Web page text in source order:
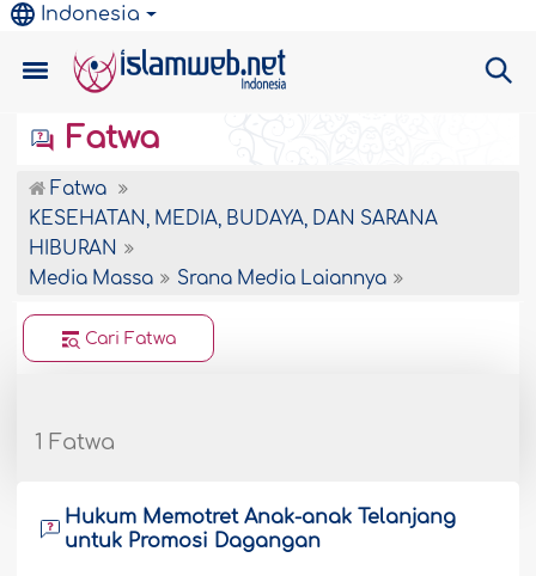
Indonesia
Fatwa
Fatwa
KESEHATAN, MEDIA, BUDAYA, DAN SARANA
HIBURAN
Media Massa
Srana Media Laiannya
Cari Fatwa
1 Fatwa
Hukum Memotret Anak-anak Telanjang
untuk Promosi Dagangan